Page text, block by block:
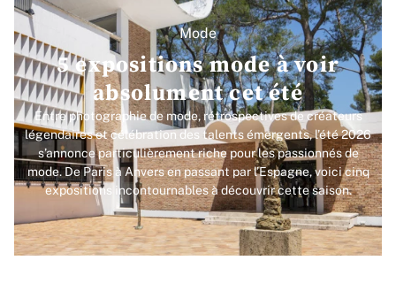
Mode
5 expositions mode à voir
absolument cet été
Entre photographie de mode, rétrospectives de créateurs
légendaires et célébration des talents émergents, l’été 2026
s’annonce particulièrement riche pour les passionnés de
mode. De Paris à Anvers en passant par l’Espagne, voici cinq
expositions incontournables à découvrir cette saison.